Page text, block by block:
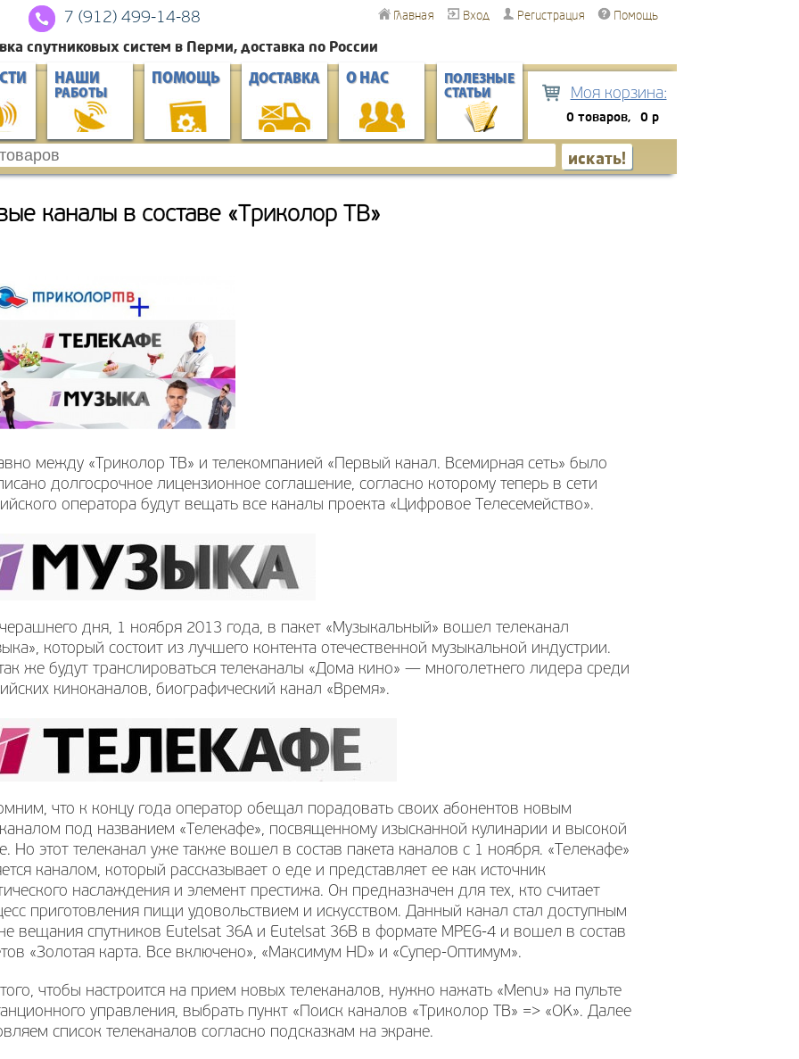
Главная Вход Регистрация Помощь
7 (912) 499-14-88
Моя корзина:
0 товаров, 0 р
спутниковых систем в Перми, доставка по России
НАШИ
РАБОТЫ
ПОМОЩЬ ДОСТАВКА О НАС
ПОЛЕЗНЫЕ
СТАТЬИ
каналы в составе «Триколор ТВ»
между «Триколор ТВ» и телекомпанией «Первый канал. Всемирная сеть» было
долгосрочное лицензионное соглашение, согласно которому теперь в сети
оператора будут вещать все каналы проекта «Цифровое Телесемейство».
дня, 1 ноября 2013 года, в пакет «Музыкальный» вошел телеканал
который состоит из лучшего контента отечественной музыкальной индустрии.
же будут транслироваться телеканалы «Дома кино» — многолетнего лидера среди
киноканалов, биографический канал «Время».
что к концу года оператор обещал порадовать своих абонентов новым
под названием «Телекафе», посвященному изысканной кулинарии и высокой
Но этот телеканал уже также вошел в состав пакета каналов с 1 ноября. «Телекафе»
каналом, который рассказывает о еде и представляет ее как источник
наслаждения и элемент престижа. Он предназначен для тех, кто считает
приготовления пищи удовольствием и искусством. Данный канал стал доступным
вещания спутников Eutelsat 36A и Eutelsat 36B в формате MPEG-4 и вошел в состав
«Золотая карта. Все включено», «Максимум HD» и «Супер-Оптимум».
чтобы настроится на прием новых телеканалов, нужно нажать «Menu» на пульте
управления, выбрать пункт «Поиск каналов «Триколор ТВ» => «OK». Далее
список телеканалов согласно подсказкам на экране.